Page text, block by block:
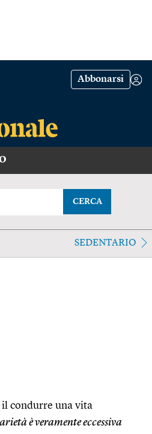
Abbonarsi
CERCA
SEDENTARIO
il condurre una vita
è veramente eccessiva